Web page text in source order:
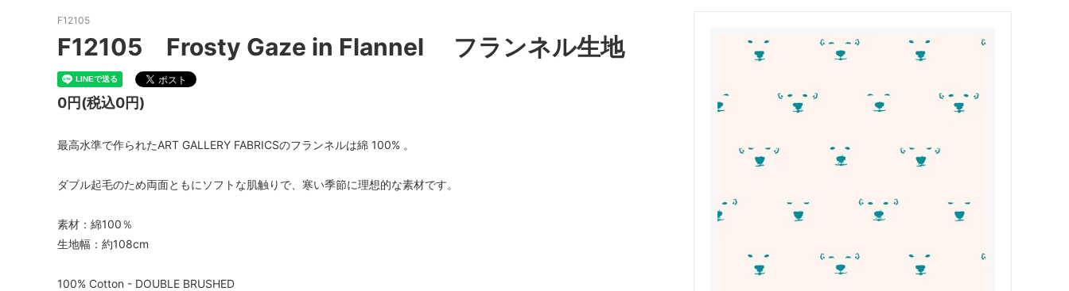
F12105
F12105 Frosty Gaze in Flannel フランネル生地
0円(税込0円)
最高水準で作られたART GALLERY FABRICSのフランネルは綿 100% 。
ダブル起毛のため両面ともにソフトな肌触りで、寒い季節に理想的な素材です。
素材：綿100％
生地幅：約108cm
100% Cotton - DOUBLE BRUSHED